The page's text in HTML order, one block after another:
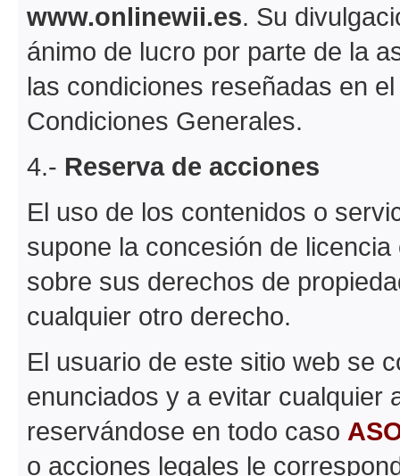
www.onlinewii.es. Su
ánimo de lucro por parte de la
las condiciones reseñadas en
Condiciones Generales.
4.- Reserva de acciones
El uso de los contenidos o
supone la concesión de
sobre sus derechos de
cualquier otro derecho.
El usuario de este sitio web se
enunciados y a evitar cualquier
reservándose en todo caso
o acciones legales le